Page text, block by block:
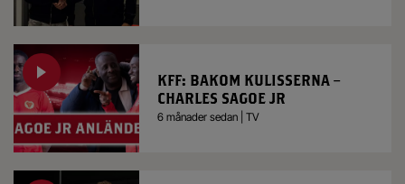
KFF: BAKOM KULISSERNA –
CHARLES SAGOE JR
6 månader sedan | TV